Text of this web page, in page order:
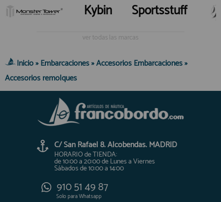
Kybin Sportsstuff
ver todas las marcas
Inicio»Embarcaciones»Accesorios Embarcaciones»
Accesorios remolques
C/ San Rafael 8. Alcobendas. MADRID
HORARIO de TIENDA:
de 10:00 a 20:00 de Lunes a Viernes
Sábados de 10:00 a 14:00
910 51 49 87
Solo paraWhatsapp